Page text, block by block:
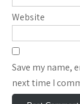
Website
Save my name,
next time I